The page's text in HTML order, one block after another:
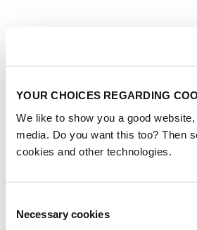
YOUR CHOICES REGARDING
We like to show you a good
media. Do you want this too? Then
cookies and other technologies.
Selection
Necessary cookies